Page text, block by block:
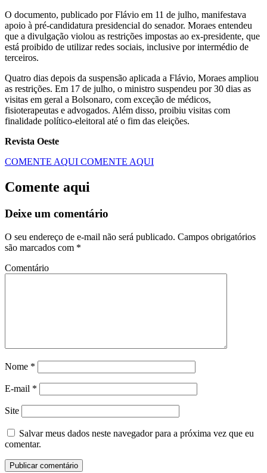
O documento, publicado por Flávio em 11 de julho, manifestava
apoio à pré-candidatura presidencial do senador. Moraes entendeu
que a divulgação violou as restrições impostas ao ex-presidente, que
está proibido de utilizar redes sociais, inclusive por intermédio de
terceiros.
Quatro dias depois da suspensão aplicada a Flávio, Moraes ampliou
as restrições. Em 17 de julho, o ministro suspendeu por 30 dias as
visitas em geral a Bolsonaro, com exceção de médicos,
fisioterapeutas e advogados. Além disso, proibiu visitas com
finalidade político-eleitoral até o fim das eleições.
Revista Oeste
COMENTE AQUI COMENTE AQUI
Comente aqui
Deixe um comentário
O seu endereço de e-mail não será publicado. Campos obrigatórios
são marcados com *
Comentário
Nome *
E-mail *
Site
Salvar meus dados neste navegador para a próxima vez que eu
comentar.